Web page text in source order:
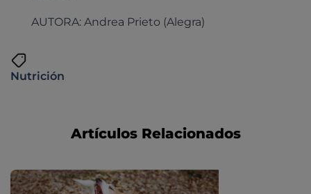
AUTORA: Andrea Prieto (Alegra)
Nutrición
Artículos Relacionados